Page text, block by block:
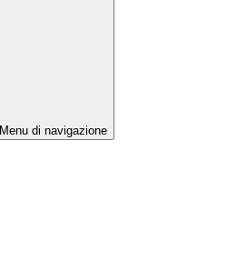
Menu di navigazione